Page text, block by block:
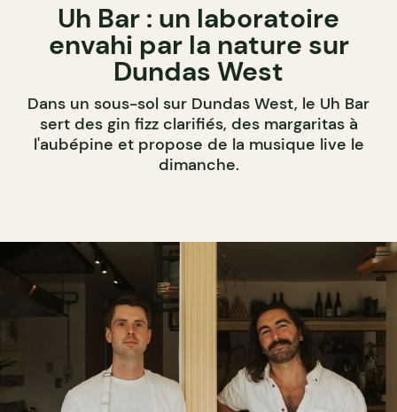
Uh Bar : un laboratoire
envahi par la nature sur
Dundas West
Dans un sous-sol sur Dundas West, le Uh Bar
sert des gin fizz clarifiés, des margaritas à
l'aubépine et propose de la musique live le
dimanche.